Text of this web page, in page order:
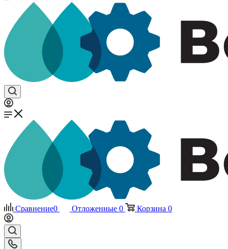
Сравнение0 Отложенные 0 Корзина 0